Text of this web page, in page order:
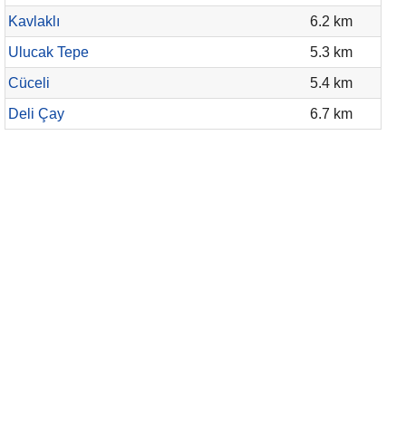
Kavlaklı
6.2 km
Ulucak Tepe
5.3 km
Cüceli
5.4 km
Deli Çay
6.7 km